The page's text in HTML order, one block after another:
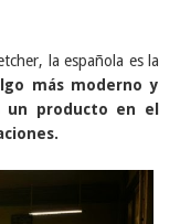
la española es la
más moderno y
un producto en el